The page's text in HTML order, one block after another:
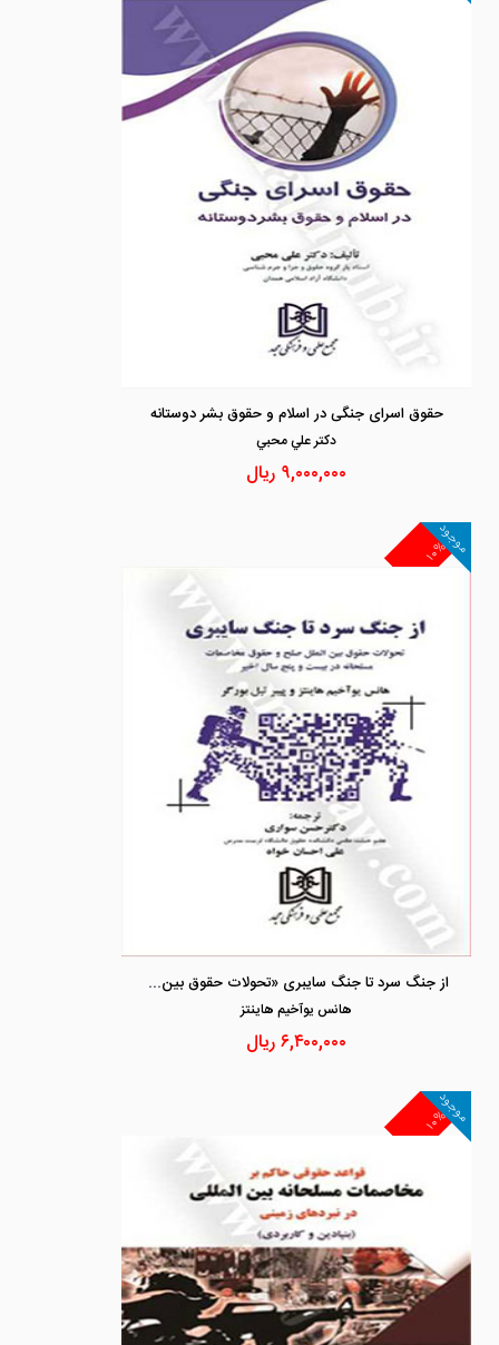
حقوق اسرای جنگی در اسلام و حقوق بشر دوستانه
دكتر علي محبي
۹,۰۰۰,۰۰۰ ریال
۱۰%
موجود
از جنگ سرد تا جنگ سایبری «تحولات حقوق بین الملل صلح و حقوق مخاصمات مسلحانه در بیست و پنج سال اخیر»
هانس يوآخيم هاينتز
۶,۴۰۰,۰۰۰ریال
۱۰%
موجود